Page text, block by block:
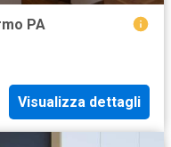
PA
Visualizza dettagli